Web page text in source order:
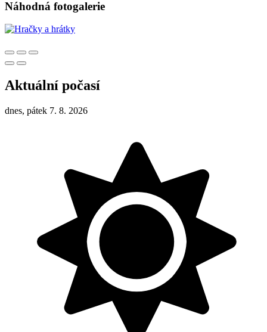
Náhodná fotogalerie
Aktuální počasí
dnes, pátek 7. 8. 2026